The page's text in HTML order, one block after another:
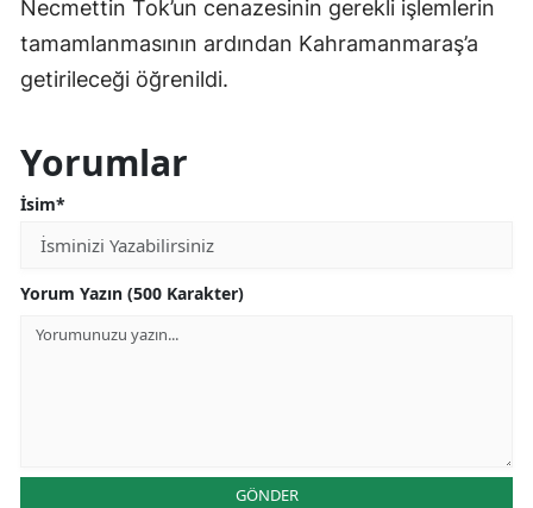
Necmettin Tok’un cenazesinin gerekli işlemlerin
tamamlanmasının ardından Kahramanmaraş’a
getirileceği öğrenildi.
Yorumlar
İsim*
Yorum Yazın (500 Karakter)
GÖNDER